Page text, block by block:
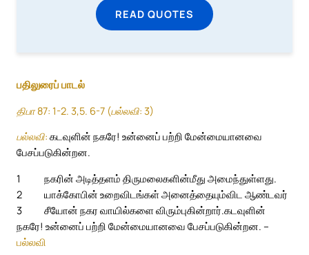
READ QUOTES
பதிலுரைப் பாடல்
திபா 87: 1-2. 3,5. 6-7 (பல்லவி: 3)
பல்லவி: கடவுளின் நகரே! உன்னைப் பற்றி மேன்மையானவை
பேசப்படுகின்றன.
1
நகரின் அடித்தளம் திருமலைகளின்மீது அமைந்துள்ளது.
2
யாக்கோபின் உறைவிடங்கள் அனைத்தையும்விட ஆண்டவர்
சீயோன் நகர வாயில்களை விரும்புகின்றார்.
3
கடவுளின்
நகரே! உன்னைப் பற்றி மேன்மையானவை பேசப்படுகின்றன. –
பல்லவி